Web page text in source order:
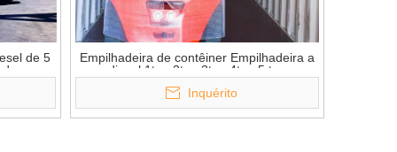
de 5
Empilhadeira de contêiner Empilhadeira a
diesel 1ton 2ton 3ton 4ton 5 ton
Montacarga
Inquérito